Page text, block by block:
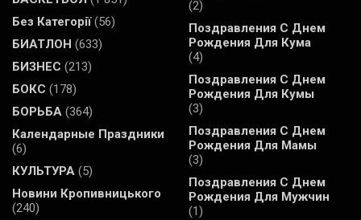
Без Категорії(56)
БИАТЛОН (633)
БИЗНЕС (213)
БОКС (178)
БОРЬБА (364)
Календарные Праздники
(6)
КУЛЬТУРА (5)
Новини Кропивницького
(240)
(2)
Поздравления С Днем
Рождения Для Кума
(4)
Поздравления С Днем
Рождения Для Кумы
(3)
Поздравления С Днем
Рождения Для Мамы
(3)
Поздравления С Днем
Рождения Для Мужчин
(1)